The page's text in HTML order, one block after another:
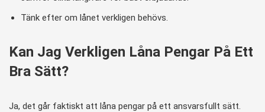
Tänk efter om lånet verkligen behövs.
Kan Jag Verkligen Låna Pengar På Ett
Bra Sätt?
Ja, det går faktiskt att låna pengar på ett ansvarsfullt sätt.